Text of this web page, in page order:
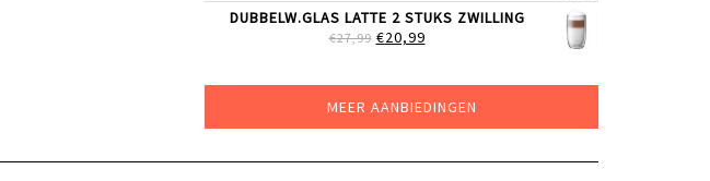
PRIJS
WAS:
€229,00.
PRIJS
IS:
DUBBELW.GLAS LATTE 2 STUKS ZWILLING
€27,99 OORSPRONKELIJKE
€20,99HUIDIGE
MEER AANBIEDINGEN